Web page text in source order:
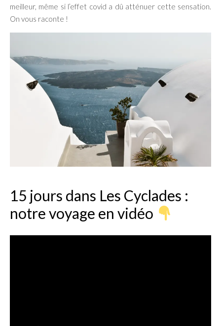
meilleur, même si l’effet covid a dû atténuer cette sensation.
On vous raconte !
15 jours dans Les Cyclades :
notre voyage en vidéo